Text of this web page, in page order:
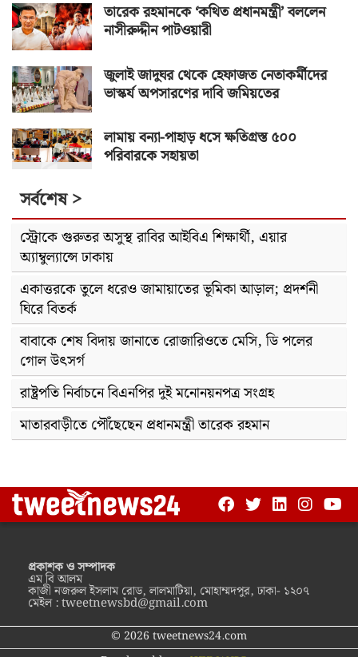
তারেক রহমানকে ‘কথিত প্রধানমন্ত্রী’ বললেন
নাসীরুদ্দীন পাটওয়ারী
জুলাই জাদুঘর থেকে হেফাজত নেতাকর্মীদের
ভাস্কর্য অপসারণের দাবি জমিয়তের
লামায় বন্যা-পাহাড় ধসে ক্ষতিগ্রস্ত ৫০০
পরিবারকে সহায়তা
সর্বশেষ >
স্ট্রোকে গুরুতর অসুস্থ রাবির আইবিএ শিক্ষার্থী, এয়ার
অ্যাম্বুল্যান্সে ঢাকায়
একাত্তরকে তুলে ধরেও জামায়াতের ভূমিকা আড়াল; প্রদর্শনী
ঘিরে বিতর্ক
বাবাকে শেষ বিদায় জানাতে রোজারিওতে মেসি, ডি পলের
গোল উৎসর্গ
রাষ্ট্রপতি নির্বাচনে বিএনপির দুই মনোনয়নপত্র সংগ্রহ
মাতারবাড়ীতে পৌঁছেছেন প্রধানমন্ত্রী তারেক রহমান
প্রকাশক ও সম্পাদক
এম বি আলম
কাজী নজরুল ইসলাম রোড, লালমাটিয়া, মোহাম্মদপুর, ঢাকা- ১২০৭
মেইল :tweetnewsbd@gmail.com
© 2026 tweetnews24.com